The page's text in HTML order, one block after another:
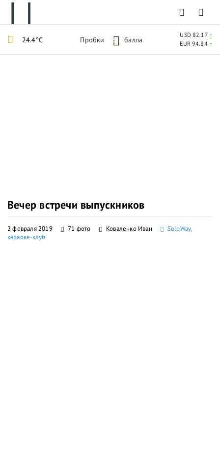
Вечер встречи выпускников
2 февраля 2019 71 фото Коваленко Иван
SoloWay,
караоке-клуб
24.4°C Пробки 5 балла
USD 82.17
EUR 94.84